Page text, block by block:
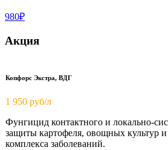
980₽
Акция
Копфорс Экстра, ВДГ
1 950 руб/л
Фунгицид контактного и локально-
защиты картофеля, овощных культур и
комплекса заболеваний.